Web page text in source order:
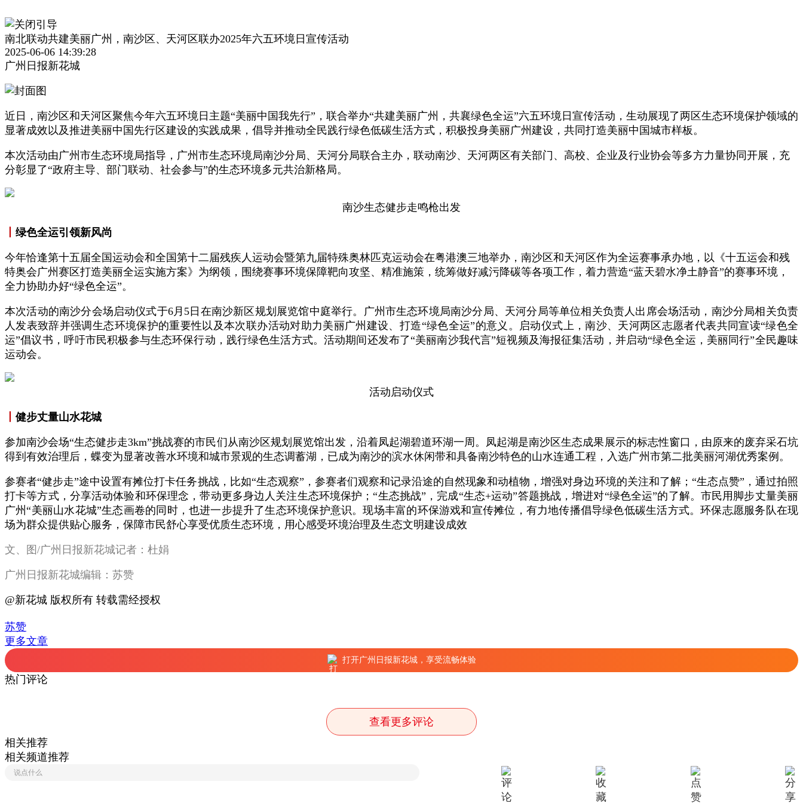
南北联动共建美丽广州，南沙区、天河区联办2025年六五环境日宣传活动
2025-06-06 14:39:28
广州日报新花城
近日，南沙区和天河区聚焦今年六五环境日主题“美丽中国我先行”，联合举办“共建美丽广州，共襄绿色全运”六五环境日宣传活动，生动展现了两区生态环境保护领域的
显著成效以及推进美丽中国先行区建设的实践成果，倡导并推动全民践行绿色低碳生活方式，积极投身美丽广州建设，共同打造美丽中国城市样板。
本次活动由广州市生态环境局指导，广州市生态环境局南沙分局、天河分局联合主办，联动南沙、天河两区有关部门、高校、企业及行业协会等多方力量协同开展，充
分彰显了“政府主导、部门联动、社会参与”的生态环境多元共治新格局。
南沙生态健步走鸣枪出发
绿色全运引领新风尚
今年恰逢第十五届全国运动会和全国第十二届残疾人运动会暨第九届特殊奥林匹克运动会在粤港澳三地举办，南沙区和天河区作为全运赛事承办地，以《十五运会和残
特奥会广州赛区打造美丽全运实施方案》为纲领，围绕赛事环境保障靶向攻坚、精准施策，统筹做好减污降碳等各项工作，着力营造“蓝天碧水净土静音”的赛事环境，
全力协助办好“绿色全运”。
本次活动的南沙分会场启动仪式于6月5日在南沙新区规划展览馆中庭举行。广州市生态环境局南沙分局、天河分局等单位相关负责人出席会场活动，南沙分局相关负责
人发表致辞并强调生态环境保护的重要性以及本次联办活动对助力美丽广州建设、打造“绿色全运”的意义。启动仪式上，南沙、天河两区志愿者代表共同宣读“绿色全
运”倡议书，呼吁市民积极参与生态环保行动，践行绿色生活方式。活动期间还发布了“美丽南沙我代言”短视频及海报征集活动，并启动“绿色全运，美丽同行”全民趣味
运动会。
活动启动仪式
健步丈量山水花城
参加南沙会场“生态健步走3km”挑战赛的市民们从南沙区规划展览馆出发，沿着凤起湖碧道环湖一周。凤起湖是南沙区生态成果展示的标志性窗口，由原来的废弃采石坑
得到有效治理后，蝶变为显著改善水环境和城市景观的生态调蓄湖，已成为南沙的滨水休闲带和具备南沙特色的山水连通工程，入选广州市第二批美丽河湖优秀案例。
参赛者“健步走”途中设置有摊位打卡任务挑战，比如“生态观察”，参赛者们观察和记录沿途的自然现象和动植物，增强对身边环境的关注和了解；“生态点赞”，通过拍照
打卡等方式，分享活动体验和环保理念，带动更多身边人关注生态环境保护；“生态挑战”，完成“生态+运动”答题挑战，增进对“绿色全运”的了解。市民用脚步丈量美丽
广州“美丽山水花城”生态画卷的同时，也进一步提升了生态环境保护意识。现场丰富的环保游戏和宣传摊位，有力地传播倡导绿色低碳生活方式。环保志愿服务队在现
场为群众提供贴心服务，保障市民舒心享受优质生态环境，用心感受环境治理及生态文明建设成效
文、图/广州日报新花城记者：杜娟
广州日报新花城编辑：苏赞
@新花城 版权所有 转载需经授权
苏赞
更多文章
打开广州日报新花城，享受流畅体验
热门评论
查看更多评论
相关推荐
相关频道推荐
说点什么